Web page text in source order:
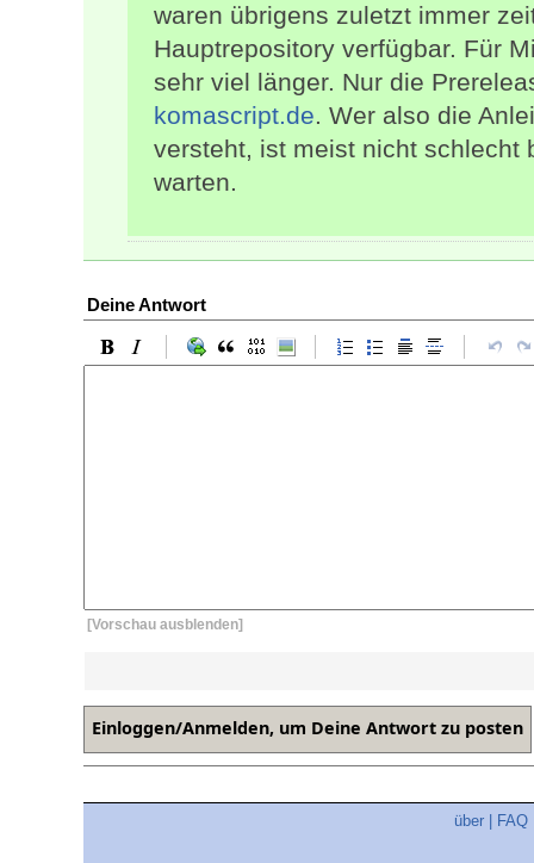
waren übrigens zuletzt immer
Hauptrepository verfügbar. Für
sehr viel länger. Nur die
komascript.de. Wer also die
versteht, ist meist nicht schlecht
warten.
Deine Antwort
[Vorschau ausblenden]
über FAQ